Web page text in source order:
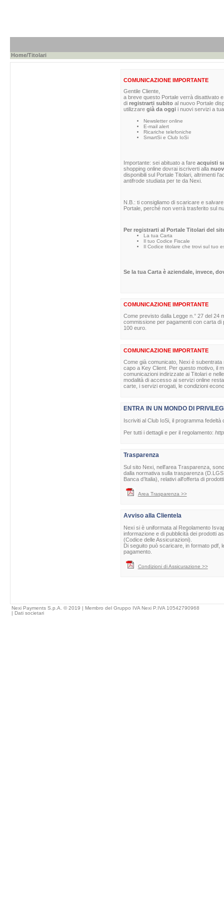
Home/Titolari
COMUNICAZIONE IMPORTANTE
Gentile Cliente,
a breve questo Portale verrà disattivato
diregistrarti subitoal nuovo Portale
utilizzare già da oggii nuovi servizi a
Newsletter online
E-mail alert
Ricariche telefoniche
SmartSi e Club IoSi
Importante: sei abituato a fare acquisti
shopping online dovrai iscriverti alla
disponibili sul Portale Titolari, altrimenti
antifrode studiata per te da Nexi.
N.B.: ti consigliamo di scaricare e
Portale, perché non verrà trasferito sul
Per registrarti al Portale Titolari del
La tua Carta
Il tuo Codice Fiscale
Il Codice titolare che trovi sul tuo
Se la tua Carta è aziendale, invece,
COMUNICAZIONE IMPORTANTE
Come previsto dalla Legge n.° 27 del 24
commissione per pagamenti con carta
100 euro.
COMUNICAZIONE IMPORTANTE
Come già comunicato, Nexi è
capo a Key Client. Per questo motivo, il
comunicazioni indirizzate ai Titolari e
modalità di accesso ai servizi online
carte, i servizi erogati, le condizioni
ENTRA IN UN MONDO DI
Iscriviti al Club IoSi, il programma
Per tutti i dettagli e per il regolamento:
Trasparenza
Sul sito Nexi, nell'area Trasparenza,
dalla normativa sulla trasparenza
Banca d’Italia), relativi all'offerta di
Area Trasparenza >>
Avviso alla Clientela
Nexi si è uniformata al Regolamento
informazione e di pubblicità dei prodotti
(Codice delle Assicurazioni).
Di seguito può scaricare, in formato pdf,
pagamento.
Condizioni di Assicurazione >>
Nexi Payments S.p.A. © 2019 | Membro del Gruppo IVA Nexi P.IVA 10542790968
| Dati societari